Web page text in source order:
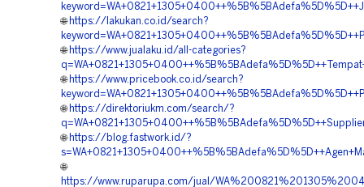
🌐 https://lakukan.co.id/search?
🌐 https://www.jualaku.id/all-categories?
🌐 https://www.pricebook.co.id/search?
🌐 https://direktoriukm.com/search/?
🌐 https://blog.fastwork.id/?
🌐
https://www.ruparupa.com/jual/